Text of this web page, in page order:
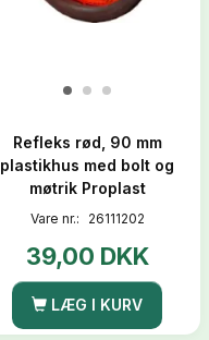
Refleks rød, 90 mm
plastikhus med bolt og
møtrik Proplast
Vare nr.: 26111202
39,00 DKK
LÆG I KURV